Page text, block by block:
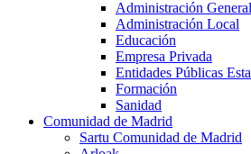
Administración
Administración Local
Educación
Empresa Privada
Entidades Públicas
Formación
Sanidad
Comunidad de Madrid
Sartu Comunidad de Madrid